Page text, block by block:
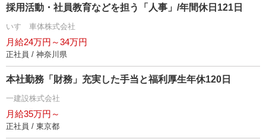
採用活動・社員教育などを担う「人事」/年間休日121日
いすゞ車体株式会社
月給24万円～34万円
正社員 / 神奈川県
本社勤務「財務」充実した手当と福利厚生年休120日
一建設株式会社
月給35万円～
正社員 / 東京都